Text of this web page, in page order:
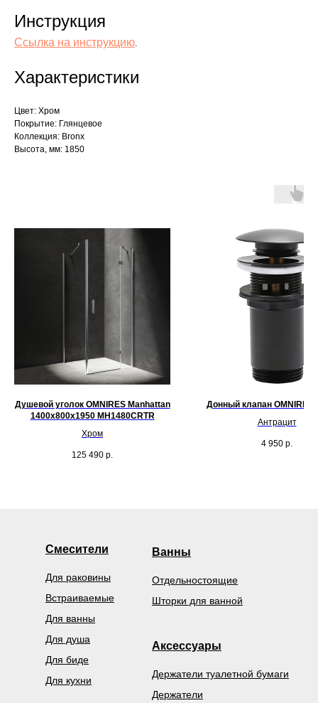
Инструкция
Ссылка на инструкцию.
Характеристики
Цвет: Хром
Покрытие: Глянцевое
Коллекция: Bronx
Высота, мм: 1850
Душевой уголок OMNIRES Manhattan
1400х800x1950 MH1480CRTR
Хром
125 490 р.
Донный клапан OMNIRES
Антрацит
4 950 р.
Смесители
Держатели
Держатели туалетной бумаги
Встраиваемые
Для биде
Для ванны
Для душа
Для раковины
Для кухни
Ванны
Отдельностоящие
Шторки для ванной
Аксессуары